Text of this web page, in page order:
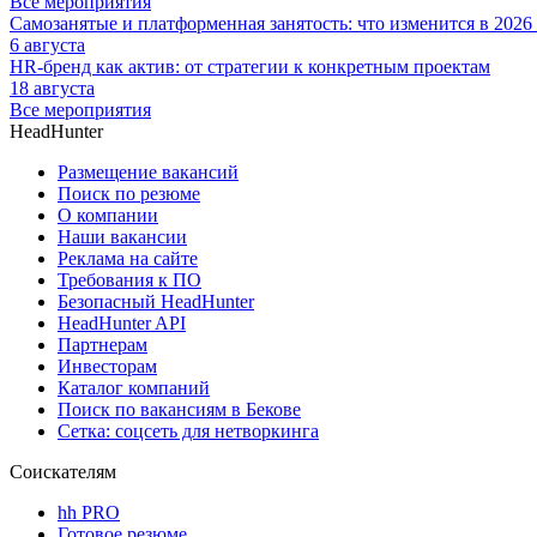
Самозанятые и платформенная занятость: что изменится в 2026
6 августа
HR-бренд как актив: от стратегии к конкретным проектам
18 августа
Все мероприятия
HeadHunter
Размещение вакансий
Поиск по резюме
О компании
Наши вакансии
Реклама на сайте
Требования к ПО
Безопасный HeadHunter
HeadHunter API
Партнерам
Инвесторам
Каталог компаний
Поиск по вакансиям в Бекове
Сетка: соцсеть для нетворкинга
Соискателям
hh PRO